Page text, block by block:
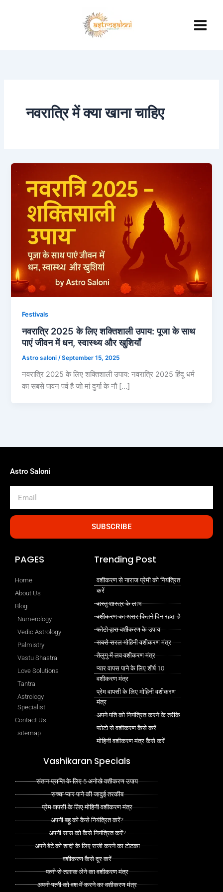
नवरात्रि में क्या खाना चाहिए
Festivals
नवरात्रि 2025 के लिए शक्तिशाली उपाय: पूजा के साथ
पाएं जीवन में धन, स्वास्थ्य और खुशियाँ
Astro saloni/September 15, 2025
नवरात्रि 2025 के लिए शक्तिशाली उपाय: नवरात्रि 2025 हिंदू धर्म
का सबसे पावन पर्व है जो मां दुर्गा के नौ […]
Astro Saloni
SUBSCRIBE
PAGES
Home
About Us
Blog
Numerology
Vedic Astrology
Palmistry
Vastu Shastra
Love Solutions
Tantra
Astrology
Specialist
Contact Us
sitemap
Trending Post
वशीकरण से नाराज प्रेमी को नियंत्रित
करें
वास्तु शास्त्र के लाभ
वशीकरण का असर कितने दिन रहता है
फोटो द्वारा वशीकरण के उपाय
सबसे सरल मोहिनी वशीकरण मंत्र
तेलुगु में लव वशीकरण मंत्र
प्यार वापस पाने के लिए शीर्ष 10
वशीकरण मंत्र
प्रेम वापसी के लिए मोहिनी वशीकरण
मंत्र
अपने पति को नियंत्रित करने के तरीके
फोटो से वशीकरण कैसे करें
मोहिनी वशीकरण मंत्र कैसे करें
Vashikaran Specials
संतान प्राप्ति के लिए 5 अनोखे वशीकरण उपाय
सच्चा प्यार पाने की जादुई तरकीब
प्रेम वापसी के लिए मोहिनी वशीकरण मंत्र
अपनी बहू को कैसे नियंत्रित करें?
अपनी सास को कैसे नियंत्रित करें?
अपने बेटे को शादी के लिए राजी करने का टोटका
वशीकरण कैसे दूर करें
पत्नी से तलाक लेने का वशीकरण मंत्र
अपनी पत्नी को वश में करने का वशीकरण मंत्र